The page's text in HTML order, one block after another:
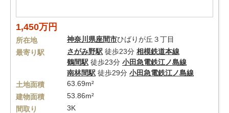
1,450万円
所在地 神奈川県座間市ひばりが丘３丁目
最寄り駅
さがみ野駅 徒歩23分 相模鉄道本線
鶴間駅 徒歩23分 小田急電鉄江ノ島線
南林間駅 徒歩29分 小田急電鉄江ノ島線
土地面積
63.69m²
建物面積
53.86m²
間取り
3K